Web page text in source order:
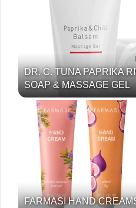
DR. C. TUNA PAPRIKA
SOAP & MASSAGE GEL
FARMASI HAND